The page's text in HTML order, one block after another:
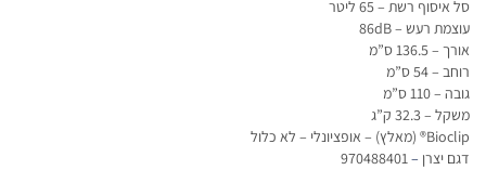
סל איסוף רשת – 65 ליטר
עוצמת רעש – 86dB
אורך – 136.5 ס”מ
רוחב – 54 ס”מ
גובה – 110 ס”מ
משקל – 32.3 ק”ג
Bioclip® (מאלץ) – אופציונלי – לא כלול
דגם יצרן –